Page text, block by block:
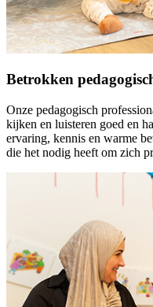
Betrokken
Onze pedagogisch
kijken en luisteren goed en
ervaring, kennis en warme
die het nodig heeft om zich